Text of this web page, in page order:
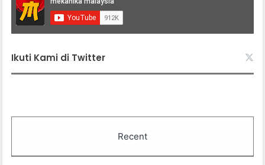
Ikuti Kami di Twitter
Recent